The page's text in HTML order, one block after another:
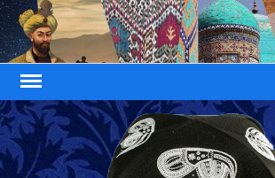
Skip
to
content